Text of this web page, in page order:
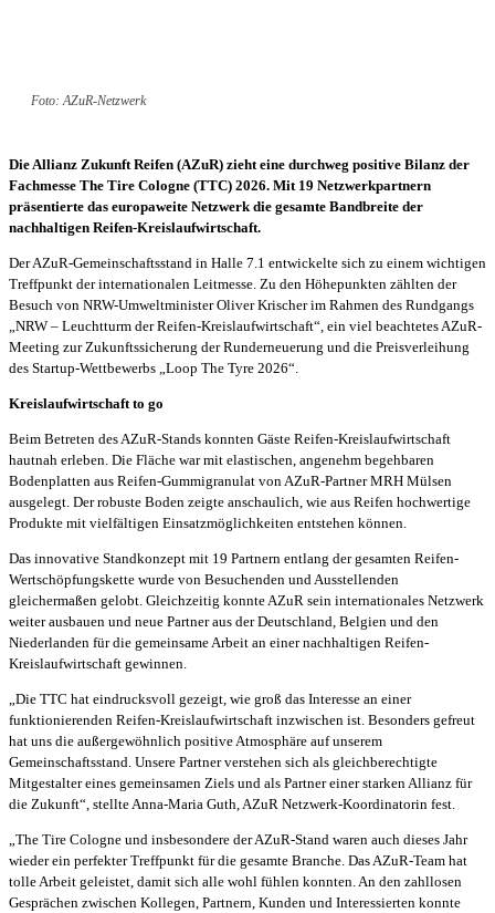
Foto: AZuR-Netzwerk
Die Allianz Zukunft Reifen (AZuR) zieht eine durchweg positive Bilanz der
Fachmesse The Tire Cologne (TTC) 2026. Mit 19 Netzwerkpartnern
präsentierte das europaweite Netzwerk die gesamte Bandbreite der
nachhaltigen Reifen-Kreislaufwirtschaft.
Der AZuR-Gemeinschaftsstand in Halle 7.1 entwickelte sich zu einem wichtigen
Treffpunkt der internationalen Leitmesse. Zu den Höhepunkten zählten der
Besuch von NRW-Umweltminister Oliver Krischer im Rahmen des Rundgangs
„NRW – Leuchtturm der Reifen-Kreislaufwirtschaft“, ein viel beachtetes AZuR-
Meeting zur Zukunftssicherung der Runderneuerung und die Preisverleihung
des Startup-Wettbewerbs „Loop The Tyre 2026“.
Kreislaufwirtschaft to go
Beim Betreten des AZuR-Stands konnten Gäste Reifen-Kreislaufwirtschaft
hautnah erleben. Die Fläche war mit elastischen, angenehm begehbaren
Bodenplatten aus Reifen-Gummigranulat von AZuR-Partner MRH Mülsen
ausgelegt. Der robuste Boden zeigte anschaulich, wie aus Reifen hochwertige
Produkte mit vielfältigen Einsatzmöglichkeiten entstehen können.
Das innovative Standkonzept mit 19 Partnern entlang der gesamten Reifen-
Wertschöpfungskette wurde von Besuchenden und Ausstellenden
gleichermaßen gelobt. Gleichzeitig konnte AZuR sein internationales Netzwerk
weiter ausbauen und neue Partner aus der Deutschland, Belgien und den
Niederlanden für die gemeinsame Arbeit an einer nachhaltigen Reifen-
Kreislaufwirtschaft gewinnen.
„Die TTC hat eindrucksvoll gezeigt, wie groß das Interesse an einer
funktionierenden Reifen-Kreislaufwirtschaft inzwischen ist. Besonders gefreut
hat uns die außergewöhnlich positive Atmosphäre auf unserem
Gemeinschaftsstand. Unsere Partner verstehen sich als gleichberechtigte
Mitgestalter eines gemeinsamen Ziels und als Partner einer starken Allianz für
die Zukunft“, stellte Anna-Maria Guth, AZuR Netzwerk-Koordinatorin fest.
„The Tire Cologne und insbesondere der AZuR-Stand waren auch dieses Jahr
wieder ein perfekter Treffpunkt für die gesamte Branche. Das AZuR-Team hat
tolle Arbeit geleistet, damit sich alle wohl fühlen konnten. An den zahllosen
Gesprächen zwischen Kollegen, Partnern, Kunden und Interessierten konnte